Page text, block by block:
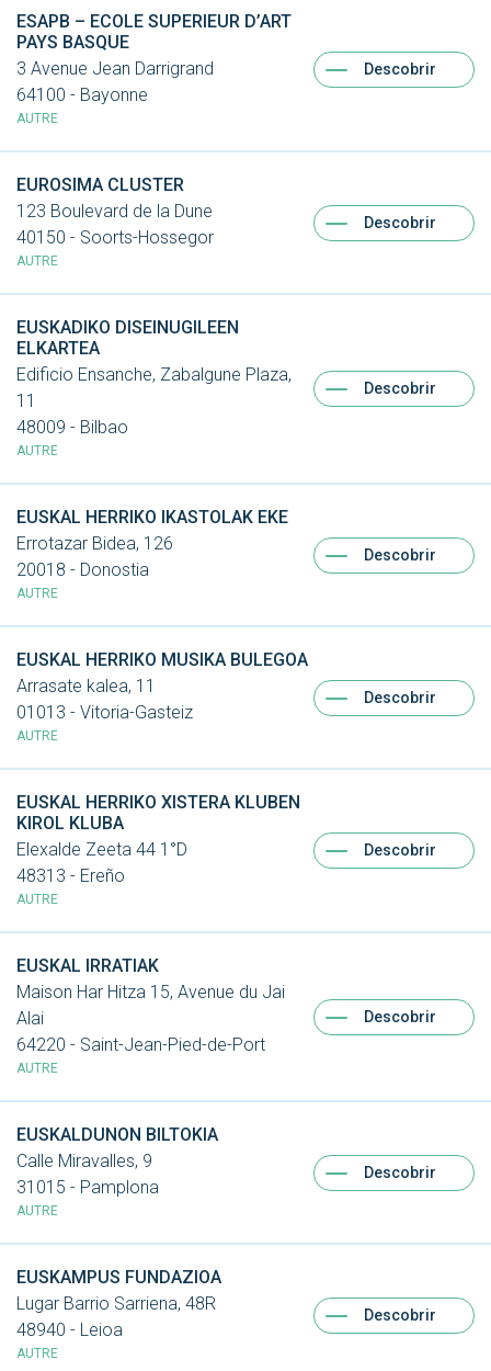
ESAPB – ECOLE SUPERIEUR D’ART
PAYS BASQUE
3 Avenue Jean Darrigrand
64100 - Bayonne
AUTRE
Descobrir
EUROSIMA CLUSTER
123 Boulevard de la Dune
40150 - Soorts-Hossegor
AUTRE
Descobrir
EUSKADIKO DISEINUGILEEN
ELKARTEA
Edificio Ensanche, Zabalgune Plaza,
11
48009 - Bilbao
AUTRE
Descobrir
EUSKAL HERRIKO IKASTOLAK EKE
Errotazar Bidea, 126
20018 - Donostia
AUTRE
Descobrir
EUSKAL HERRIKO MUSIKA BULEGOA
Arrasate kalea, 11
01013 - Vitoria-Gasteiz
AUTRE
Descobrir
EUSKAL HERRIKO XISTERA KLUBEN
KIROL KLUBA
Elexalde Zeeta 44 1°D
48313 - Ereño
AUTRE
Descobrir
EUSKAL IRRATIAK
Maison Har Hitza 15, Avenue du Jai
Alai
64220 - Saint-Jean-Pied-de-Port
AUTRE
Descobrir
EUSKALDUNON BILTOKIA
Calle Miravalles, 9
31015 - Pamplona
AUTRE
Descobrir
EUSKAMPUS FUNDAZIOA
Lugar Barrio Sarriena, 48R
48940 - Leioa
AUTRE
Descobrir